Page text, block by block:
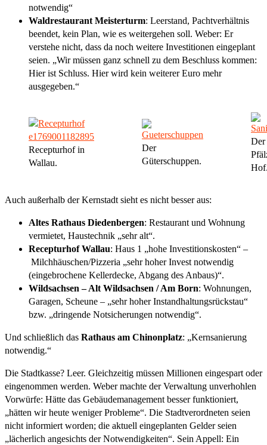
notwendig“
Waldrestaurant Meisterturm: Leerstand, Pachtverhältnis
beendet, kein Plan, wie es weitergehen soll. Weber: Er
verstehe nicht, dass da noch weitere Investitionen eingeplant
seien. „Wir müssen ganz schnell zu dem Beschluss kommen:
Hier ist Schluss. Hier wird kein weiterer Euro mehr
ausgegeben.“
Recepturhof in
Wallau.
Der
Güterschuppen.
Der
Auch außerhalb der Kernstadt sieht es nicht besser aus:
Altes Rathaus Diedenbergen: Restaurant und Wohnung
vermietet, Haustechnik „sehr alt“.
Recepturhof Wallau: Haus 1 „hohe Investitionskosten“ –
Milchhäuschen/Pizzeria „sehr hoher Invest notwendig
(eingebrochene Kellerdecke, Abgang des Anbaus)“.
Wildsachsen – Alt Wildsachsen / Am Born: Wohnungen,
Garagen, Scheune – „sehr hoher Instandhaltungsrückstau“
bzw. „dringende Notsicherungen notwendig“.
Und schließlich das Rathaus am Chinonplatz: „Kernsanierung
notwendig.“
Die Stadtkasse? Leer. Gleichzeitig müssen Millionen eingespart oder
eingenommen werden. Weber machte der Verwaltung unverhohlen
Vorwürfe: Hätte das Gebäudemanagement besser funktioniert,
„hätten wir heute weniger Probleme“. Die Stadtverordneten seien
nicht informiert worden; die aktuell eingeplanten Gelder seien
„lächerlich angesichts der Notwendigkeiten“. Sein Appell: Ein